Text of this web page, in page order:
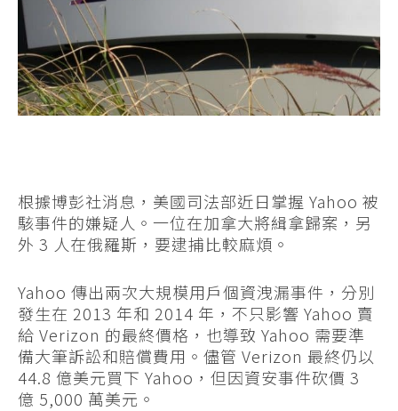
根據博彭社消息，美國司法部近日掌握 Yahoo 被
駭事件的嫌疑人。一位在加拿大將緝拿歸案，另
外 3 人在俄羅斯，要逮捕比較麻煩。
Yahoo 傳出兩次大規模用戶個資洩漏事件，分別
發生在 2013 年和 2014 年，不只影響 Yahoo 賣
給 Verizon 的最終價格，也導致 Yahoo 需要準
備大筆訴訟和賠償費用。儘管 Verizon 最終仍以
44.8 億美元買下 Yahoo，但因資安事件砍價 3
億 5,000 萬美元。